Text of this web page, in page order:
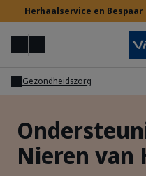
Herhaalservice en
MenuZoek op
Gezondheidszorg
Nieren van